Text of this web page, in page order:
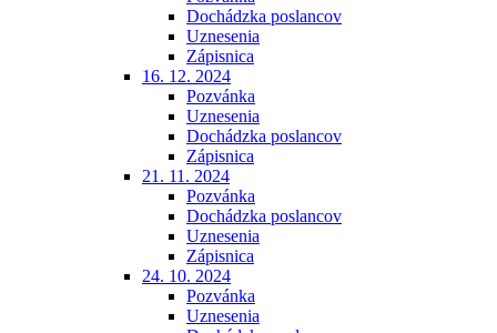
Dochádzka poslancov
Uznesenia
Zápisnica
16. 12. 2024
Pozvánka
Uznesenia
Dochádzka poslancov
Zápisnica
21. 11. 2024
Pozvánka
Dochádzka poslancov
Uznesenia
Zápisnica
24. 10. 2024
Pozvánka
Uznesenia